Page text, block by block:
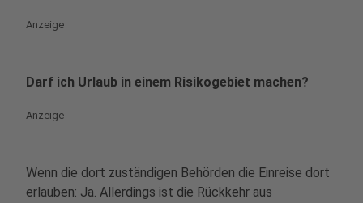
Anzeige
Darf ich Urlaub in einem Risikogebiet machen?
Anzeige
Wenn die dort zuständigen Behörden die Einreise dort
erlauben: Ja. Allerdings ist die Rückkehr aus